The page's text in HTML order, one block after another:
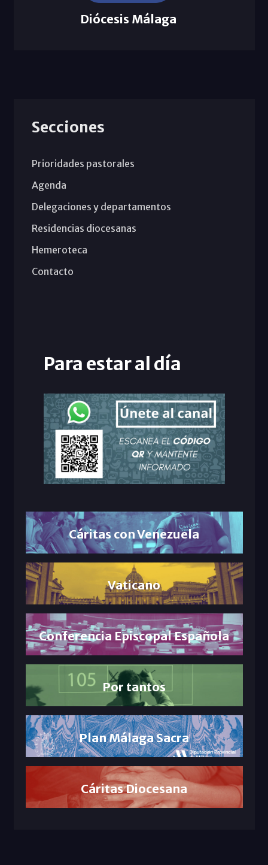
Diócesis Málaga
Secciones
Prioridades pastorales
Agenda
Delegaciones y departamentos
Residencias diocesanas
Hemeroteca
Contacto
Para estar al día
Cáritas con Venezuela
Vaticano
Conferencia Episcopal Española
Por tantos
Plan Málaga Sacra
Cáritas Diocesana